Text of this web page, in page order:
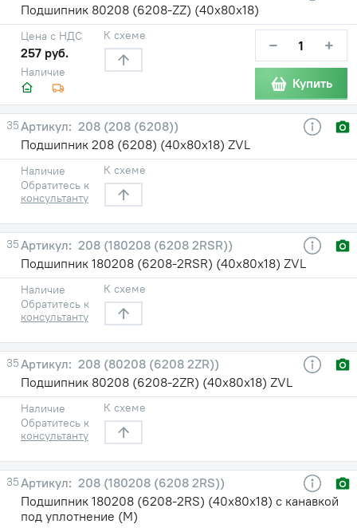
Подшипник 80208 (6208-ZZ) (40х80х18)
Наличие
Цена с НДС
257 руб.
К схеме − +
Купить
35
208 (208 (6208))
Подшипник 208 (6208) (40х80х18) ZVL
Наличие
Обратитесь к
консультанту
К схеме
35
208 (180208 (6208 2RSR))
Подшипник 180208 (6208-2RSR) (40х80х18) ZVL
Наличие
Обратитесь к
консультанту
К схеме
35
208 (80208 (6208 2ZR))
Подшипник 80208 (6208-2ZR) (40х80х18) ZVL
Наличие
Обратитесь к
консультанту
К схеме
35
208 (180208 (6208 2RS))
Подшипник 180208 (6208-2RS) (40х80х18) с канавкой
под уплотнение (М)